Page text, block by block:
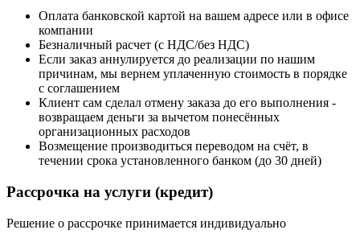
Оплата банковской картой на вашем адресе или в офисе
компании
Безналичный расчет (с НДС/без НДС)
Если заказ аннулируется до реализации по нашим
причинам, мы вернем уплаченную стоимость в порядке
с соглашением
Клиент сам сделал отмену заказа до его выполнения -
возвращаем деньги за вычетом понесённых
организационных расходов
Возмещение производиться переводом на счёт, в
течении срока установленного банком (до 30 дней)
Рассрочка на услуги (кредит)
Решение о рассрочке принимается индивидуально